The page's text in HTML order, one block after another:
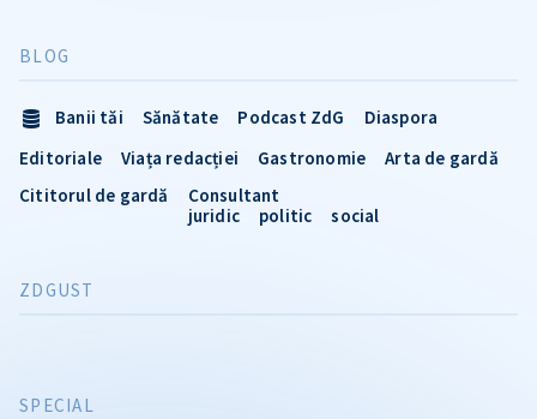
SPECIAL
BLOG
Banii tăi Sănătate Podcast ZdG
Diaspora
Editoriale
Viața redacției Gastronomie
Arta de gardă
Cititorul de gardă
Consultant
juridic
politic social
ZDGUST